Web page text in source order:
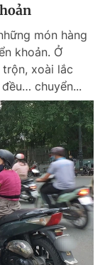
món hàng
khoản. Ở
xoài lắc
chuyển...